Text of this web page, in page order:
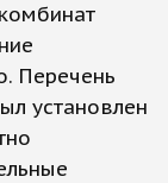
Перечень
установлен